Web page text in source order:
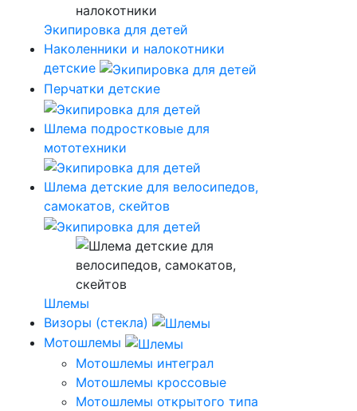
Экипировка для детей
Наколенники и налокотники
детские
Перчатки детские
Шлема подростковые для
мототехники
Шлема детские для велосипедов,
самокатов, скейтов
Шлемы
Визоры (стекла)
Мотошлемы
Мотошлемы интеграл
Мотошлемы кроссовые
Мотошлемы открытого типа